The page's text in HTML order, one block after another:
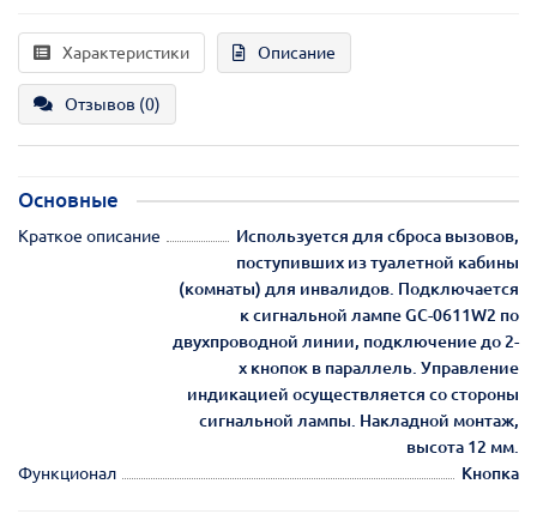
Характеристики Описание
Отзывов (0)
Основные
Краткое описание
Используется для сброса вызовов,
поступивших из туалетной кабины
(комнаты) для инвалидов. Подключается
к сигнальной лампе GC-0611W2 по
двухпроводной линии, подключение до 2-
х кнопок в параллель. Управление
индикацией осуществляется со стороны
сигнальной лампы. Накладной монтаж,
высота 12 мм.
Функционал
Кнопка